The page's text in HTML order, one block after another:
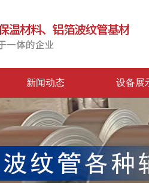
新闻动态 设备展